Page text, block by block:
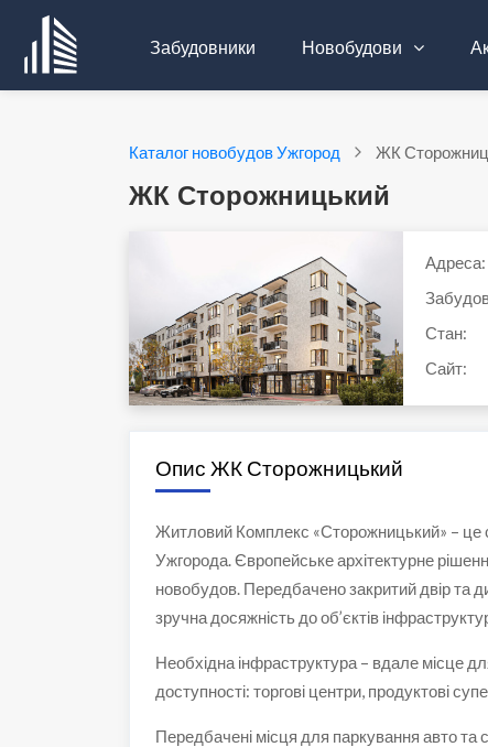
Забудовники Новобудови
Каталог новобудов Ужгород ЖК
ЖК Сторожницький
Адреса:
Стан:
Сайт:
Опис ЖК Сторожницький
Житловий Комплекс «Сторожницький» – це
Ужгорода. Європейське архітектурне
новобудов. Передбачено закритий двір та
зручна досяжність до об’єктів
Необхідна інфраструктура – вдале місце
доступності: торгові центри, продуктові
Передбачені місця для паркування авто та